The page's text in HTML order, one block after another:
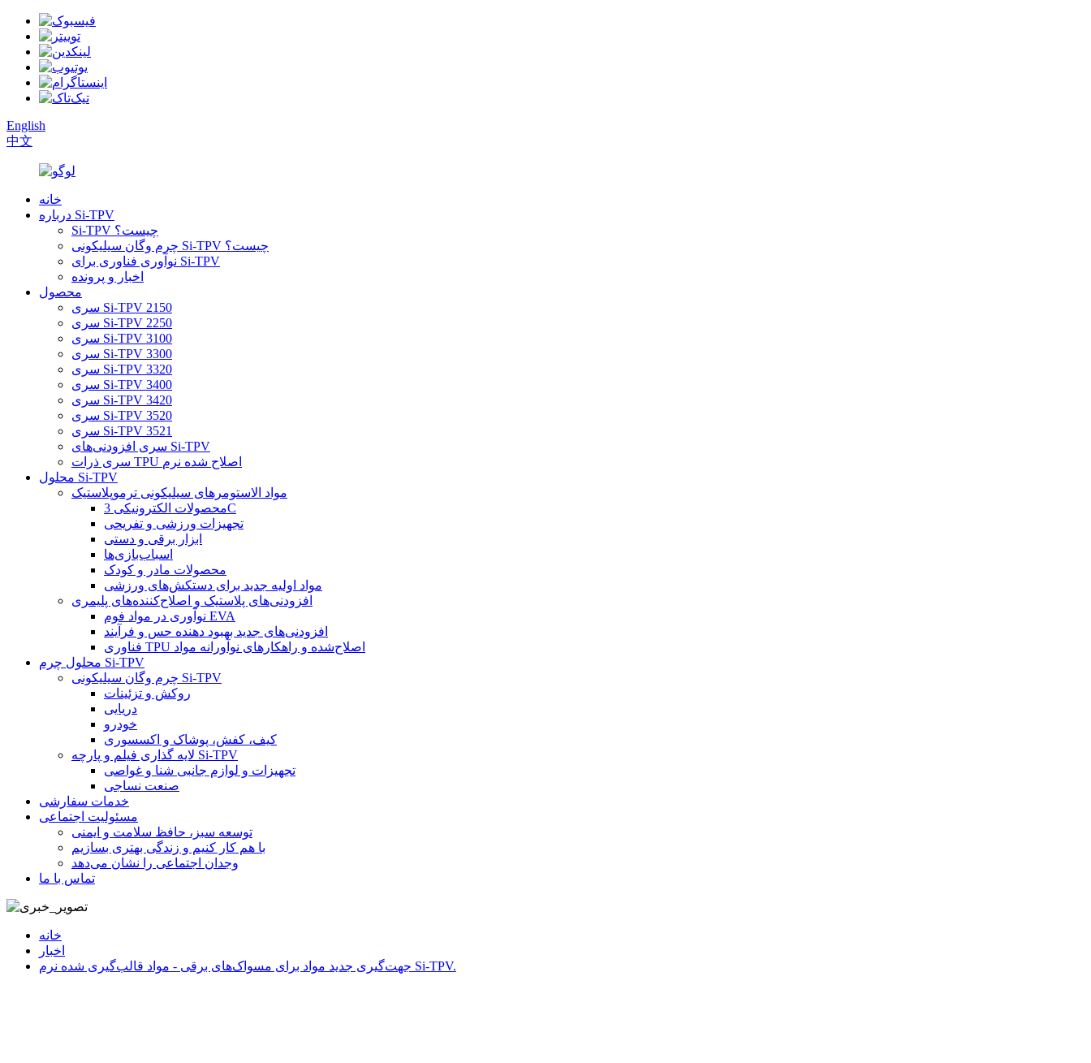
English
中文
خانه
درباره Si-TPV
Si-TPV چیست؟
چرم وگان سیلیکونی Si-TPV چیست؟
نوآوری فناوری برای Si-TPV
اخبار و پرونده
محصول
سری Si-TPV 2150
سری Si-TPV 2250
سری Si-TPV 3100
سری Si-TPV 3300
سری Si-TPV 3320
سری Si-TPV 3400
سری Si-TPV 3420
سری Si-TPV 3520
سری Si-TPV 3521
سری افزودنی‌های Si-TPV
سری ذرات TPU اصلاح شده نرم
محلول Si-TPV
مواد الاستومرهای سیلیکونی ترموپلاستیک
محصولات الکترونیکی 3C
تجهیزات ورزشی و تفریحی
ابزار برقی و دستی
اسباب‌بازی‌ها
محصولات مادر و کودک
مواد اولیه جدید برای دستکش‌های ورزشی
افزودنی‌های پلاستیک و اصلاح‌کننده‌های پلیمری
نوآوری در مواد فوم EVA
افزودنی‌های جدید بهبود دهنده حس و فرآیند
فناوری TPU اصلاح‌شده و راهکارهای نوآورانه مواد
محلول چرم Si-TPV
چرم وگان سیلیکونی Si-TPV
روکش و تزئینات
دریایی
خودرو
کیف، کفش، پوشاک و اکسسوری
لایه گذاری فیلم و پارچه Si-TPV
تجهیزات و لوازم جانبی شنا و غواصی
صنعت نساجی
خدمات سفارشی
مسئولیت اجتماعی
توسعه سبز، حافظ سلامت و ایمنی
با هم کار کنیم و زندگی بهتری بسازیم
وجدان اجتماعی را نشان می‌دهد
تماس با ما
خانه
اخبار
جهت‌گیری جدید مواد برای مسواک‌های برقی - مواد قالب‌گیری شده نرم Si-TPV.